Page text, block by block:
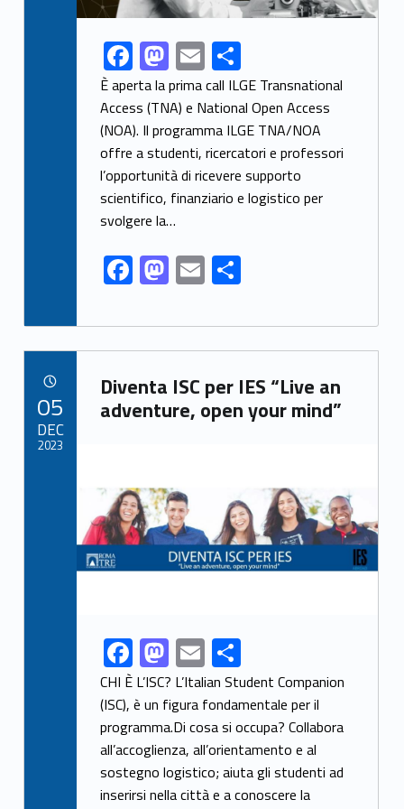
Link identifier share facebook archive #share-link-archive-9427F
ac
e
b
o
o
k
M
as
to
d
o
n
E
m
ai
l
S
h
ar
e
È aperta la prima call ILGE Transnational
Access (TNA) e National Open Access
(NOA). Il programma ILGE TNA/NOA
offre a studenti, ricercatori e professori
l’opportunità di ricevere supporto
scientifico, finanziario e logistico per
svolgere la…
F
ac
e
b
o
o
M
as
to
d
o
n
E
m
ai
l
S
ar
e
Link identifier archive #link-archive-78944
Diventa ISC per IES “Live an
adventure, open your mind”
Link identifier share facebook archive #share-link-archive-85324F
ac
e
b
o
o
M
as
to
d
o
n
E
m
ai
l
S
h
ar
e
CHI È L’ISC? L’Italian Student Companion
(ISC), è un figura fondamentale per il
programma.Di cosa si occupa? Collabora
all’accoglienza, all’orientamento e al
sostegno logistico; aiuta gli studenti ad
inserirsi nella città e a conoscere la
05
DEC
2023